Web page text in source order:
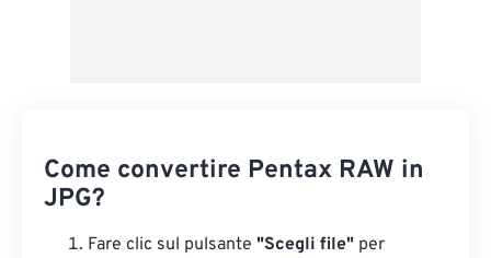
Come convertire Pentax RAW in
JPG?
Fare clic sul pulsante "Scegli file" per